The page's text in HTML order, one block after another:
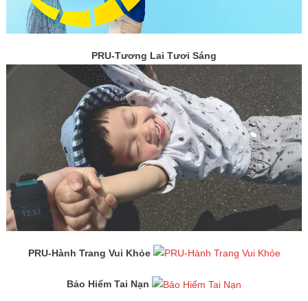
PRU-Tương Lai Tươi Sáng
PRU-Hành Trang Vui Khỏe
Bảo Hiểm Tai Nạn